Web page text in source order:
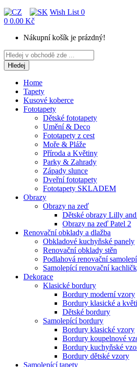
Wish List 0
0 0.00 Kč
Nákupní košík je prázdný!
Hledej
Home
Tapety
Kusové koberce
Fototapety
Dětské fototapety
Umění & Deco
Fototapety z cest
Moře & Pláže
Příroda a Květiny
Parky & Zahrady
Západy slunce
Dveřní fototapety
Fototapety SKLADEM
Obrazy
Obrazy na zeď
Dětské obrazy Lilly
Obrazy na zeď Patel 2
Renovační obklady a dlažba
Obkladové kuchyňské panely
Renovační obklady stěn
Podlahová renovační
Samolepící renovační
Dekorace
Klasické bordury
Bordury moderní vzory
Bordury klasické a
Dětské bordury
Samolepící bordury
Bordury klasické vzory
Bordury koupelnové
Bordury kuchyňské
Bordury dětské vzory
Samolepící tapety